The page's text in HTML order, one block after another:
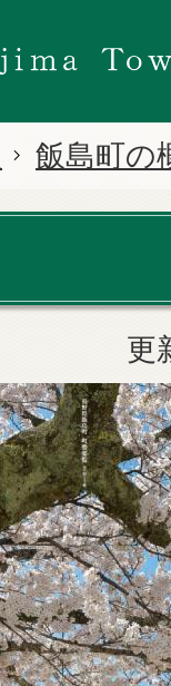
飯島町の
更